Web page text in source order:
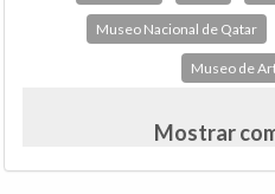
Museo Nacional de Qatar
Museo de
Mostrar